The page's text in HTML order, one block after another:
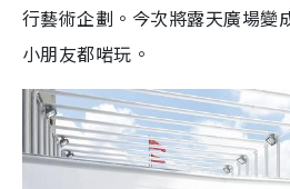
行藝術企劃。今次將露天廣場變
小朋友都啱玩。